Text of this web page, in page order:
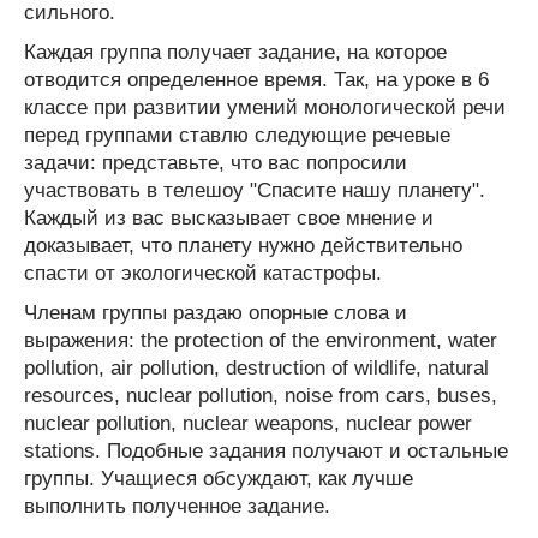
сильного.
Каждая группа получает задание, на которое
отводится определенное время. Так, на уроке в 6
классе при развитии умений монологической речи
перед группами ставлю следующие речевые
задачи: представьте, что вас попросили
участвовать в телешоу "Спасите нашу планету".
Каждый из вас высказывает свое мнение и
доказывает, что планету нужно действительно
спасти от экологической катастрофы.
Членам группы раздаю опорные слова и
выражения: the protection of the environment, water
pollution, air pollution, destruction of wildlife, natural
resources, nuclear pollution, noise from cars, buses,
nuclear pollution, nuclear weapons, nuclear power
stations. Подобные задания получают и остальные
группы. Учащиеся обсуждают, как лучше
выполнить полученное задание.